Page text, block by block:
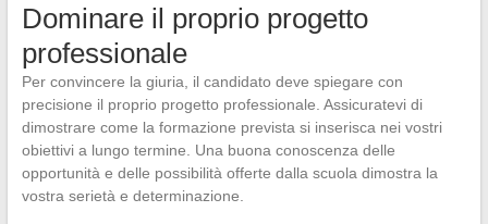
Dominare il proprio progetto
professionale
Per convincere la giuria, il candidato deve spiegare con
precisione il proprio progetto professionale. Assicuratevi di
dimostrare come la formazione prevista si inserisca nei vostri
obiettivi a lungo termine. Una buona conoscenza delle
opportunità e delle possibilità offerte dalla scuola dimostra la
vostra serietà e determinazione.